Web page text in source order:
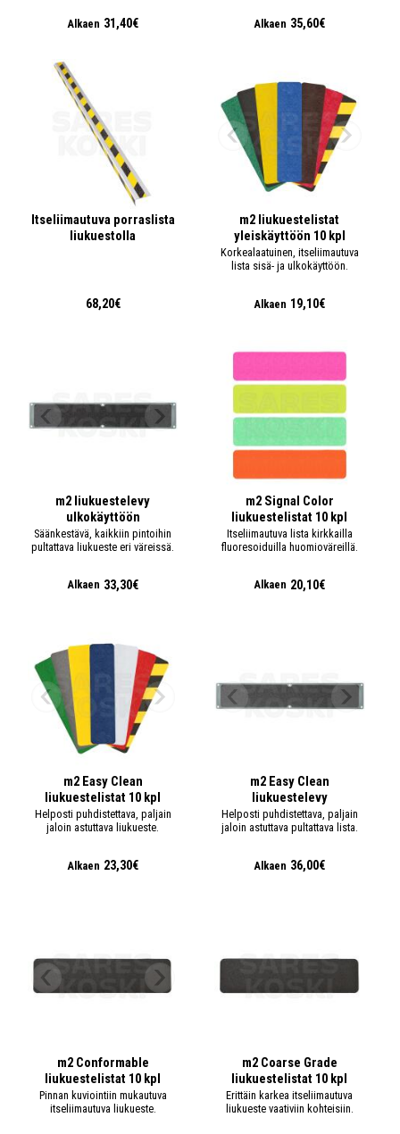
Alkaen 31,40€ Alkaen 35,60€
Itseliimautuva porraslista
liukuestolla
68,20€
m2 liukuestelistat
yleiskäyttöön 10 kpl
Korkealaatuinen, itseliimautuva
lista sisä- ja ulkokäyttöön.
Alkaen 19,10€
m2 liukuestelevy
ulkokäyttöön
Säänkestävä, kaikkiin pintoihin
pultattava liukueste eri väreissä.
Alkaen 33,30€
m2 Signal Color
liukuestelistat 10 kpl
Itseliimautuva lista kirkkailla
fluoresoiduilla huomioväreillä.
Alkaen 20,10€
m2 Easy Clean
liukuestelistat 10 kpl
Helposti puhdistettava, paljain
jaloin astuttava liukueste.
Alkaen 23,30€
m2 Easy Clean
liukuestelevy
Helposti puhdistettava, paljain
jaloin astuttava pultattava lista.
Alkaen 36,00€
m2 Conformable
liukuestelistat 10 kpl
Pinnan kuviointiin mukautuva
itseliimautuva liukueste.
m2 Coarse Grade
liukuestelistat 10 kpl
Erittäin karkea itseliimautuva
liukueste vaativiin kohteisiin.